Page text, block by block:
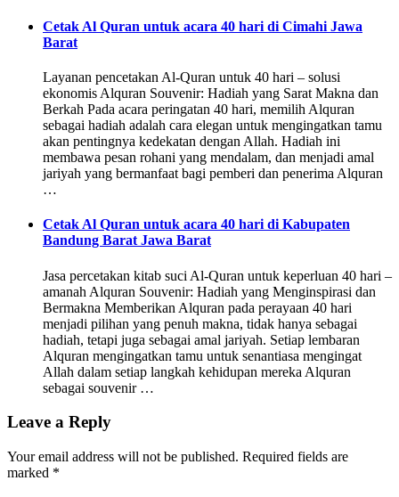
Cetak Al Quran untuk acara 40 hari di Cimahi Jawa
Barat
Layanan pencetakan Al-Quran untuk 40 hari – solusi
ekonomis Alquran Souvenir: Hadiah yang Sarat Makna dan
Berkah Pada acara peringatan 40 hari, memilih Alquran
sebagai hadiah adalah cara elegan untuk mengingatkan tamu
akan pentingnya kedekatan dengan Allah. Hadiah ini
membawa pesan rohani yang mendalam, dan menjadi amal
jariyah yang bermanfaat bagi pemberi dan penerima Alquran
…
Cetak Al Quran untuk acara 40 hari di Kabupaten
Bandung Barat Jawa Barat
Jasa percetakan kitab suci Al-Quran untuk keperluan 40 hari –
amanah Alquran Souvenir: Hadiah yang Menginspirasi dan
Bermakna Memberikan Alquran pada perayaan 40 hari
menjadi pilihan yang penuh makna, tidak hanya sebagai
hadiah, tetapi juga sebagai amal jariyah. Setiap lembaran
Alquran mengingatkan tamu untuk senantiasa mengingat
Allah dalam setiap langkah kehidupan mereka Alquran
sebagai souvenir …
Leave a Reply
Your email address will not be published. Required fields are
marked *